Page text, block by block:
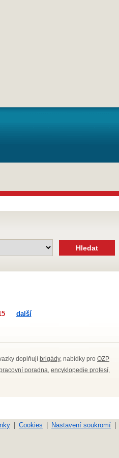
další
doplňují brigády, nabídky pro OZP
poradna, encyklopedie profesí,
Cookies Nastavení soukromí